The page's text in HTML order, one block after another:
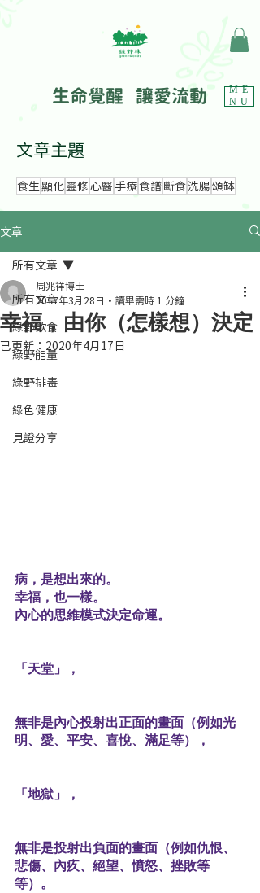
ME
NU
生命覺醒 讓愛流動
文章主題
食生顯化靈修心醫 手療食譜斷食洗腸頌缽
文章
所有文章
綠野飲食
綠野能量
綠野排毒
綠色健康
見證分享
所有文章
幸福，由你（怎樣想）決定
周兆祥博士
2017年3月28日
讀畢需時 1 分鐘
已更新： 2020年4月17日
病，是想出來的。
幸福，也一樣。
內心的思維模式決定命運。
「天堂」，
無非是內心投射出正面的畫面（例如光
明、愛、平安、喜悅、滿足等），
「地獄」，
無非是投射出負面的畫面（例如仇恨、
悲傷、內疚、絕望、憤怒、挫敗等
等）。